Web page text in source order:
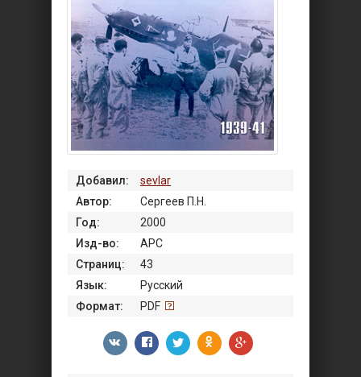
Добавил:
sevlar
Автор:
Сергеев П.Н.
Год:
2000
Изд-во:
АРС
Страниц:
43
Язык:
Русский
Формат:
PDF